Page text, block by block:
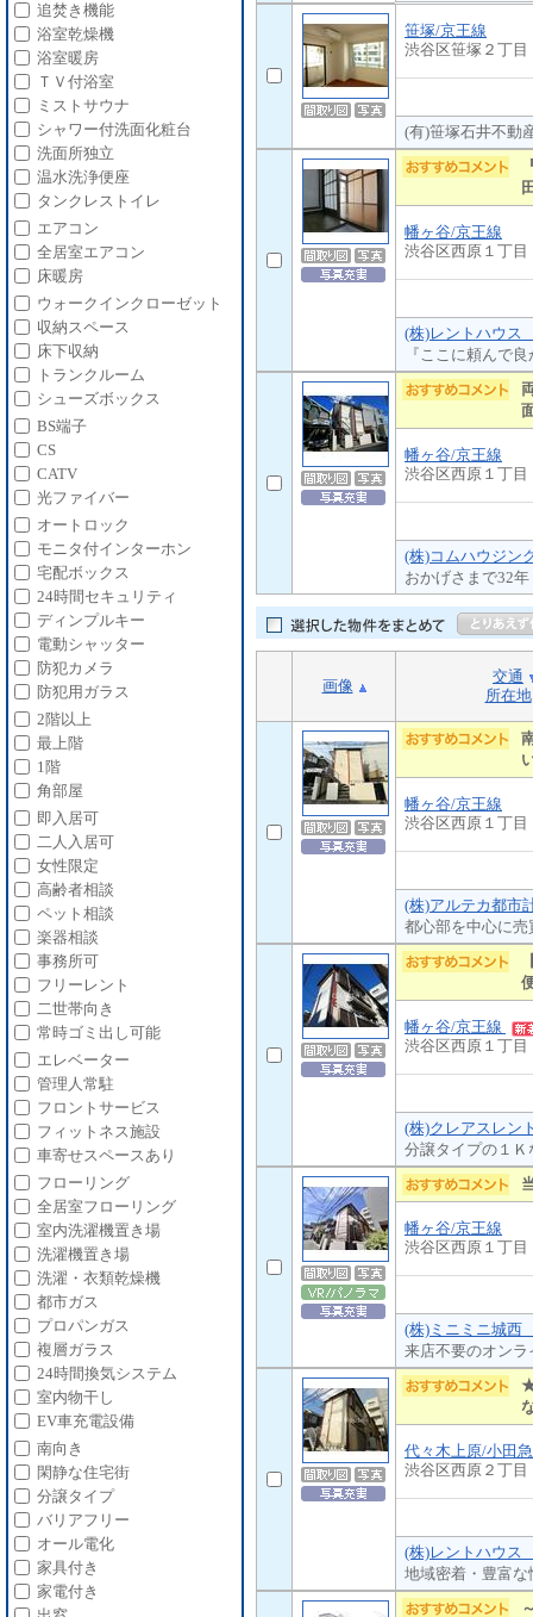
笹塚/京王線
渋谷区笹塚２丁目
(有)笹塚石井不動
幡ヶ谷/京王線
渋谷区西原１丁目
(株)レントハウス
『ここに頼んで
幡ヶ谷/京王線
渋谷区西原１丁目
(株)コムハウジン
おかげさまで32年
画像
交通
所在地
幡ヶ谷/京王線
渋谷区西原１丁目
(株)アルテカ都市
都心部を中心に
幡ヶ谷/京王線
渋谷区西原１丁目
(株)クレアスレン
分譲タイプの１Ｋ
幡ヶ谷/京王線
渋谷区西原１丁目
(株)ミニミニ城西
来店不要のオン
★
代々木上原/小田
渋谷区西原２丁目
(株)レントハウス
地域密着・豊富
追焚き機能
浴室乾燥機
浴室暖房
ＴＶ付浴室
ミストサウナ
シャワー付洗面化粧台
洗面所独立
温水洗浄便座
タンクレストイレ
エアコン
全居室エアコン
床暖房
ウォークインクローゼット
収納スペース
床下収納
トランクルーム
シューズボックス
BS端子
CS
CATV
光ファイバー
オートロック
モニタ付インターホン
宅配ボックス
24時間セキュリティ
ディンプルキー
電動シャッター
防犯カメラ
防犯用ガラス
2階以上
最上階
1階
角部屋
即入居可
二人入居可
女性限定
高齢者相談
ペット相談
楽器相談
事務所可
フリーレント
二世帯向き
常時ゴミ出し可能
エレベーター
管理人常駐
フロントサービス
フィットネス施設
車寄せスペースあり
フローリング
全居室フローリング
室内洗濯機置き場
洗濯機置き場
洗濯・衣類乾燥機
都市ガス
プロパンガス
複層ガラス
24時間換気システム
室内物干し
EV車充電設備
南向き
閑静な住宅街
分譲タイプ
バリアフリー
オール電化
家具付き
家電付き